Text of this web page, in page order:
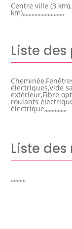
Centre ville (3
km),,,,,,,,,,,,,,,,,,,,,,,,,,,,
Liste
électriques,Vide
extérieur,Fibre
roulants
électrique,,,,,,,,,,,,,,,
Liste
,,,,,,,,,,